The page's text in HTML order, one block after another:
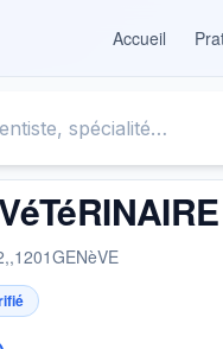
Accueil
,1201GENèVE